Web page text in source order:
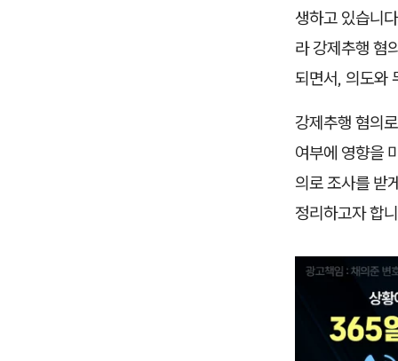
생하고 있습니
라 강제추행 혐
되면서, 의도와
강제추행 혐의
여부에 영향을
의로 조사를 받
정리하고자 합